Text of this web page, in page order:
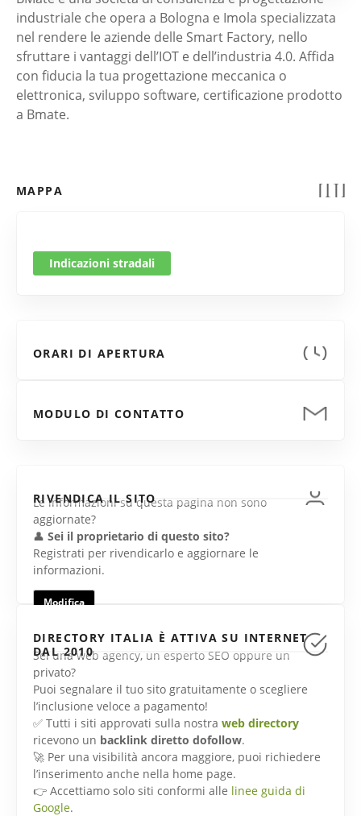
industriale che opera a Bologna e Imola specializzata
nel rendere le aziende delle Smart Factory, nello
sfruttare i vantaggi dell’IOT e dell’industria 4.0. Affida
con fiducia la tua progettazione meccanica o
elettronica, sviluppo software, certificazione prodotto
a Bmate.
MAPPA
Indicazioni stradali
ORARI DI APERTURA
MODULO DI CONTATTO
RIVENDICA IL SITO
Le informazioni su questa pagina non sono
aggiornate?
👤 Sei il proprietario di questo sito?
Registrati per rivendicarlo e aggiornare le
informazioni.
Modifica
DIRECTORY ITALIA È ATTIVA SU INTERNET
DAL 2010
Sei una web agency, un esperto SEO oppure un
privato?
Puoi segnalare il tuo sito gratuitamente o scegliere
l’inclusione veloce a pagamento!
✅ Tutti i siti approvati sulla nostra web directory
ricevono un backlink diretto dofollow.
🚀 Per una visibilità ancora maggiore, puoi richiedere
l’inserimento anche nella home page.
👉 Accettiamo solo siti conformi alle linee guida di
Google.